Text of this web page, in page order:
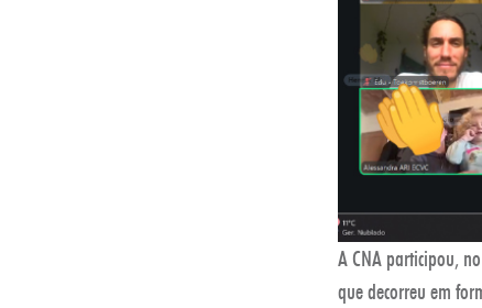
A CNA participou,
que decorreu em